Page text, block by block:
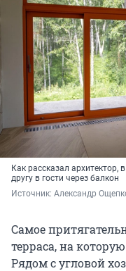
Как рассказал архитектор,
другу в гости через балкон
Источник: Александр
Самое
терраса, на
Рядом с угловой